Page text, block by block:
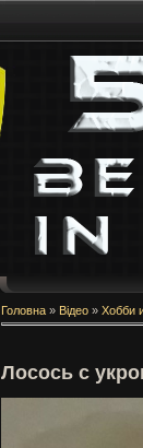
Головна » Відео » Хобби
Лосось с